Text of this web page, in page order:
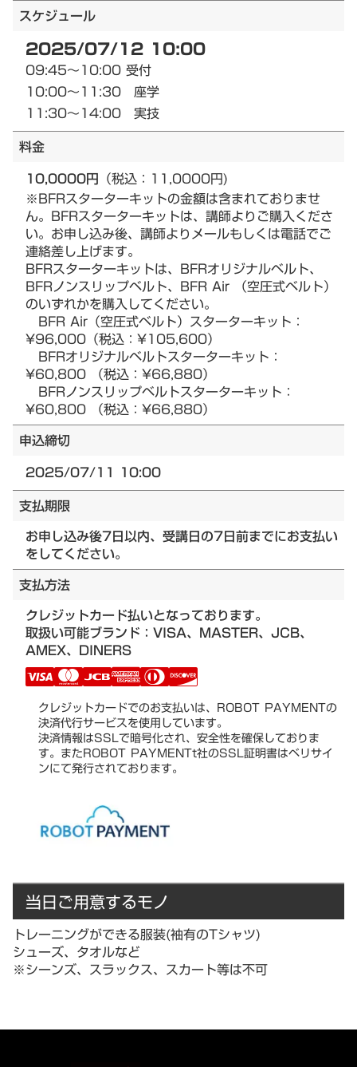
スケジュール
2025/07/12 10:00
09:45～10:00 受付
10:00～11:30 座学
11:30～14:00 実技
料金
10,0000円 （税込：11,0000円)
※BFRスターターキットの金額は含まれておりませ
ん。BFRスターターキットは、講師よりご購入くださ
い。お申し込み後、講師よりメールもしくは電話でご
連絡差し上げます。
BFRスターターキットは、BFRオリジナルベルト、
BFRノンスリップベルト、BFR Air （空圧式ベルト）
のいずれかを購入してください。
BFR Air（空圧式ベルト）スターターキット：
¥96,000（税込：¥105,600）
BFRオリジナルベルトスターターキット：
¥60,800 （税込：¥66,880）
BFRノンスリップベルトスターターキット：
¥60,800 （税込：¥66,880）
申込締切
2025/07/11 10:00
支払期限
お申し込み後7日以内、受講日の7日前までにお支払い
をしてください。
支払方法
クレジットカード払いとなっております。
取扱い可能ブランド：VISA、MASTER、JCB、
AMEX、DINERS
クレジットカードでのお支払いは、ROBOT PAYMENTの
決済代行サービスを使用しています。
決済情報はSSLで暗号化され、安全性を確保しておりま
す。またROBOT PAYMENTt社のSSL証明書はベリサイ
ンにて発行されております。
当日ご用意するモノ
トレーニングができる服装(袖有のTシャツ)
シューズ、タオルなど
※シーンズ、スラックス、スカート等は不可